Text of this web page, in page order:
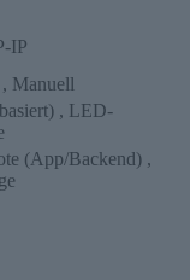
IP
, Manuell
, LED-
(App/Backend) ,